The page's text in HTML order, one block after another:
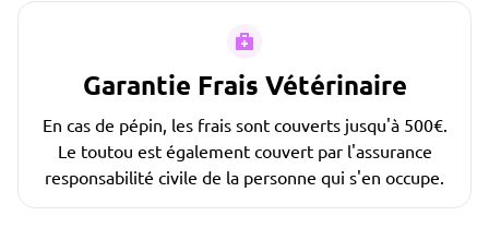
Garantie Frais Vétérinaire
En cas de pépin, les frais sont couverts jusqu'à 500€.
Le toutou est également couvert par l'assurance
responsabilité civile de la personne qui s'en occupe.